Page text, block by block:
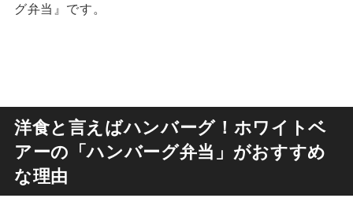
グ弁当』です。
洋食と言えばハンバーグ！ホワイトベ
アーの「ハンバーグ弁当」がおすすめ
な理由